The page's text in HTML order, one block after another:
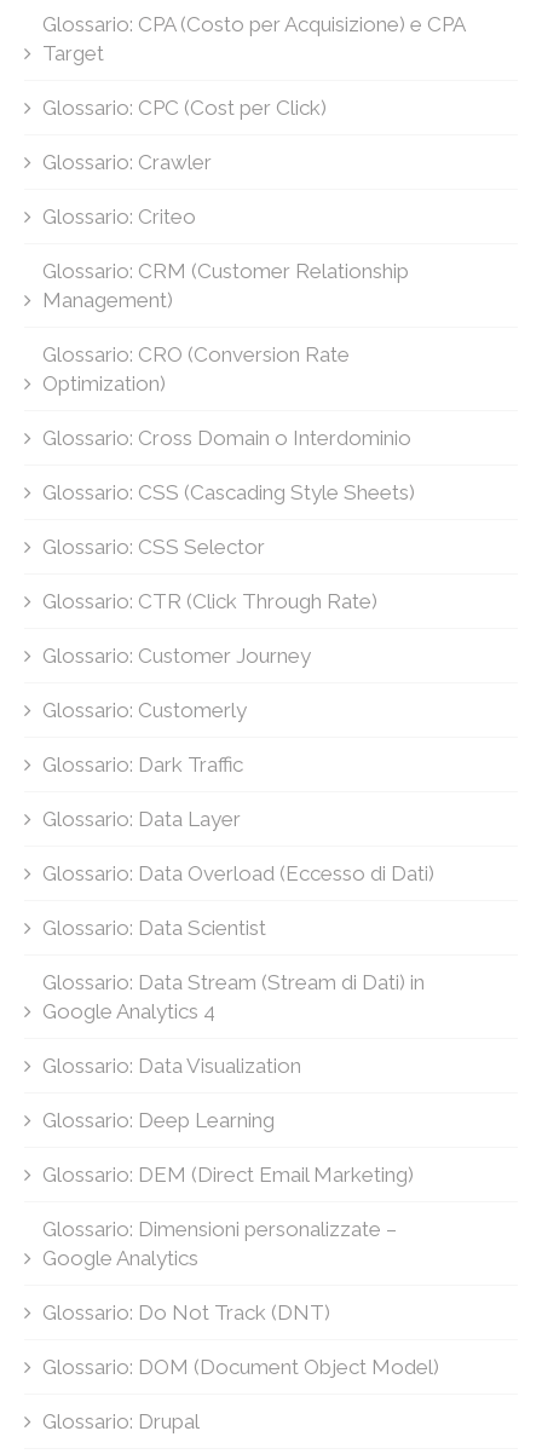
Glossario: CPA (Costo per Acquisizione) e CPA
Target
Glossario: CPC (Cost per Click)
Glossario: Crawler
Glossario: Criteo
Glossario: CRM (Customer Relationship
Management)
Glossario: CRO (Conversion Rate
Optimization)
Glossario: Cross Domain o Interdominio
Glossario: CSS (Cascading Style Sheets)
Glossario: CSS Selector
Glossario: CTR (Click Through Rate)
Glossario: Customer Journey
Glossario: Customerly
Glossario: Dark Traffic
Glossario: Data Layer
Glossario: Data Overload (Eccesso di Dati)
Glossario: Data Scientist
Glossario: Data Stream (Stream di Dati) in
Google Analytics 4
Glossario: Data Visualization
Glossario: Deep Learning
Glossario: DEM (Direct Email Marketing)
Glossario: Dimensioni personalizzate –
Google Analytics
Glossario: Do Not Track (DNT)
Glossario: DOM (Document Object Model)
Glossario: Drupal